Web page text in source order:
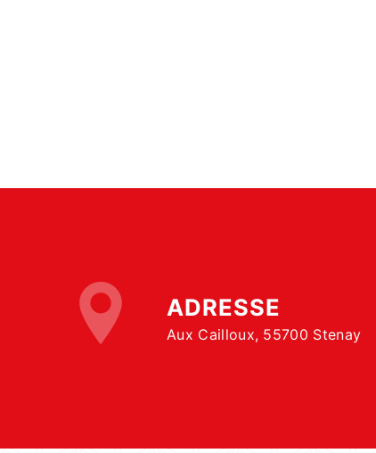
ADRESSE
Aux Cailloux, 55700 Stenay